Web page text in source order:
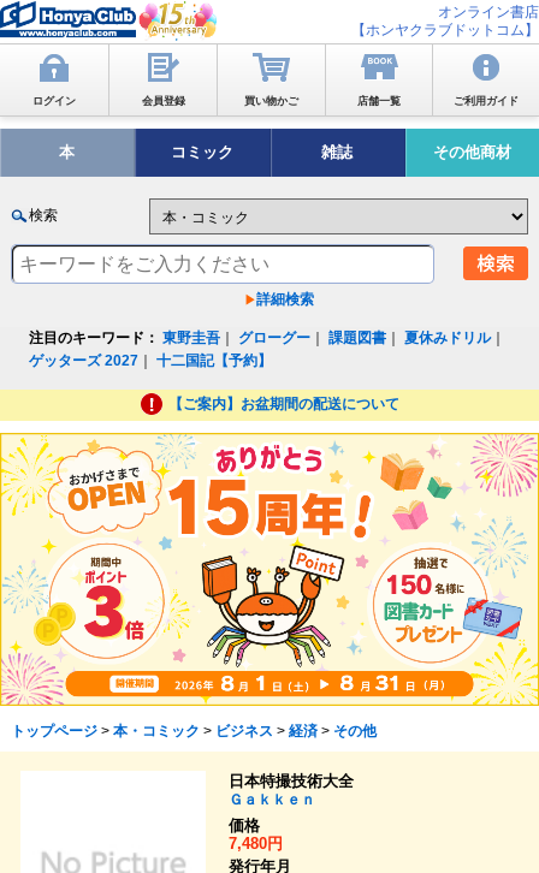
オンライン書店
【ホンヤクラブドットコム】
ログイン 会員登録 買い物かご 店舗一覧 ご利用ガイド
本 コミック 雑誌 その他商材
検索
詳細検索
注目のキーワード： 東野圭吾 グローグー ｜課題図書 ｜夏休みドリル｜
ゲッターズ 2027 ｜十二国記【予約】
【ご案内】お盆期間の配送について
トップページ> 本・コミック > ビジネス > 経済> その他
日本特撮技術大全
Ｇａｋｋｅｎ
価格
7,480円
発行年月